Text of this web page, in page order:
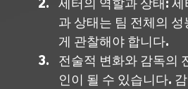
과 상태는 팀 전체의
게 관찰해야 합니다.
전술적 변화와 감독의
인이 될 수 있습니다.